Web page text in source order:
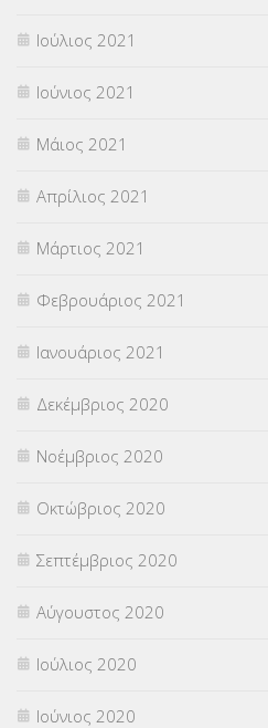
Ιούλιος 2021
Ιούνιος 2021
Μάιος 2021
Απρίλιος 2021
Μάρτιος 2021
Φεβρουάριος 2021
Ιανουάριος 2021
Δεκέμβριος 2020
Νοέμβριος 2020
Οκτώβριος 2020
Σεπτέμβριος 2020
Αύγουστος 2020
Ιούλιος 2020
Ιούνιος 2020